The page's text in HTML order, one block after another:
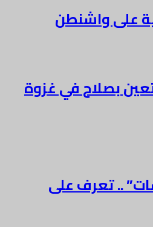
واشنطن
في غزوة
تعرف على